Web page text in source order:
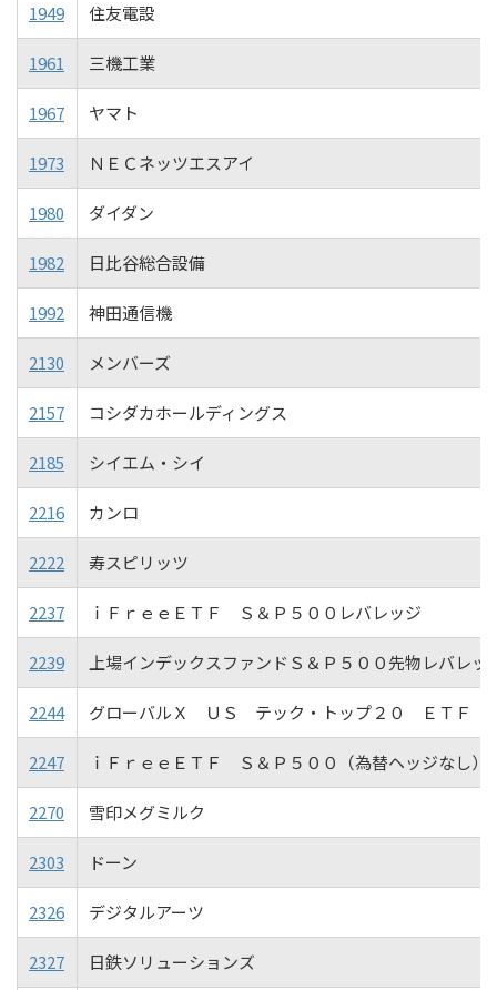
1949 住友電設
1961 三機工業
1967 ヤマト
1973 ＮＥＣネッツエスアイ
1980 ダイダン
1982 日比谷総合設備
1992 神田通信機
2130 メンバーズ
2157 コシダカホールディングス
2185 シイエム・シイ
2216 カンロ
2222 寿スピリッツ
2237 ｉＦｒｅｅＥＴＦ Ｓ＆Ｐ５００レバレッジ
2239 上場インデックスファンドＳ＆Ｐ５００先物レバレッ
2244 グローバルＸ ＵＳ テック・トップ２０ ＥＴＦ
2247 ｉＦｒｅｅＥＴＦ Ｓ＆Ｐ５００（為替ヘッジなし）
2270 雪印メグミルク
2303 ドーン
2326 デジタルアーツ
2327 日鉄ソリューションズ